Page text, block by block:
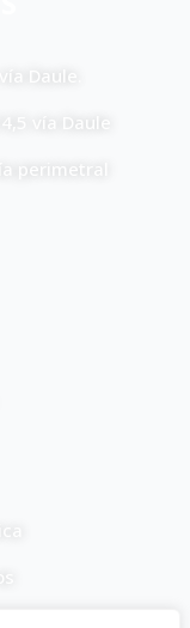
Daule.
vía Daule
perimetral